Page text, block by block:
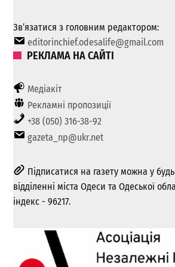
Зв’язатися з головним редактором:
editorinchief.odesalife@gmail.com
РЕКЛАМА НА САЙТІ
Медіакіт
Рекламні пропозиції
+38 (050) 316-38-92
gazeta_np@ukr.net
Підписатися на газету можна у
відділенні міста Одеси та Одеської
індекс - 96217.